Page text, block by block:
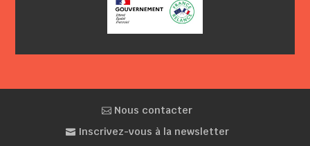
Nous contacter
Inscrivez-vous à la newsletter